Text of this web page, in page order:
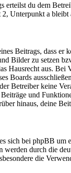
erteilst du dem
Unterpunkt a
Beitrags, dass er
Bilder zu setzen
Hausrecht aus.
Boards
Betreiber keine
und
hinaus, deine
sich bei phpBB um
werden durch die
die